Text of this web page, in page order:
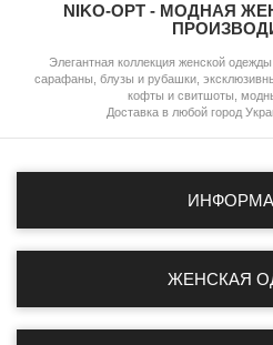
NIKO-OPT - МОДНАЯ
Элегантная коллекция женской
сарафаны, блузы и рубашки,
кофты и свитшоты,
Доставка в любой город
ЖЕНСКАЯ